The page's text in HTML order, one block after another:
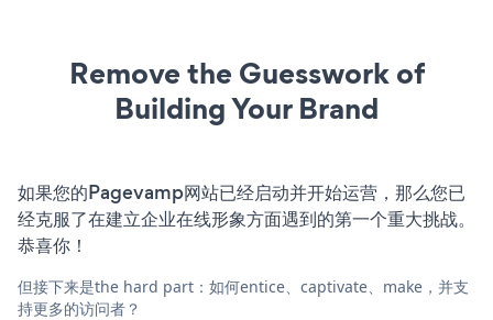
Remove the Guesswork of
Building Your Brand
如果您的Pagevamp网站已经启动并开始运营，那么您已
经克服了在建立企业在线形象方面遇到的第一个重大挑战。
恭喜你！
但接下来是the hard part：如何entice、captivate、make，并支
持更多的访问者？